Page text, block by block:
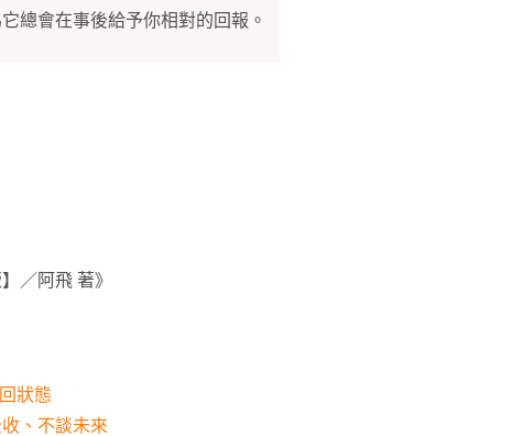
總會在事後給予你相對的回報。
／阿飛 著》
狀態
、不談未來